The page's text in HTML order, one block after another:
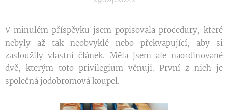
V minulém příspěvku jsem popisovala procedury, které
nebyly až tak neobvyklé nebo překvapující, aby si
zasloužily vlastní článek. Měla jsem ale naordinované
dvě, kterým toto privilegium věnuji. První z nich je
společná jodobromová koupel.